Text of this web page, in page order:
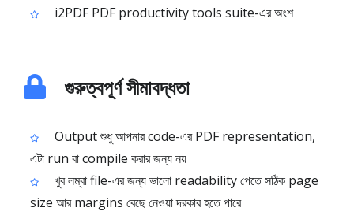
i2PDF PDF productivity tools suite-এর অংশ
গুরুত্বপূর্ণ সীমাবদ্ধতা
Output শুধু আপনার code-এর PDF representation,
এটা run বা compile করার জন্য নয়
খুব লম্বা file-এর জন্য ভালো readability পেতে সঠিক page
size আর margins বেছে নেওয়া দরকার হতে পারে